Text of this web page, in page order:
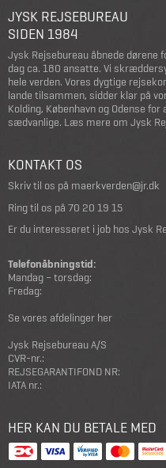
JYSK REJSEBUREAU
SIDEN 1984
Jysk Rejsebureau åbnede dørene
dag ca. 180 ansatte. Vi
hele verden. Vores dygtige
lande tilsammen, sidder klar på
Kolding, København og Odense
sædvanlige. Læs mere om Jysk
KONTAKT OS
Skriv til os på maerkverden@jr.dk
Ring til os på 70 20 19 15
Er du interesseret i job hos Jysk
Telefonåbningstid:
Mandag – torsdag:
Fredag:
Se vores afdelinger her
Jysk Rejsebureau A/S
CVR-nr.:
REJSEGARANTIFOND NR:
IATA nr.:
HER KAN DU BETALE MED